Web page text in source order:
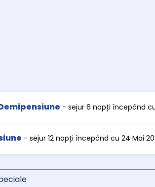
- sejur 6 nopți începând
- sejur 12 nopți începând cu 24 Mai